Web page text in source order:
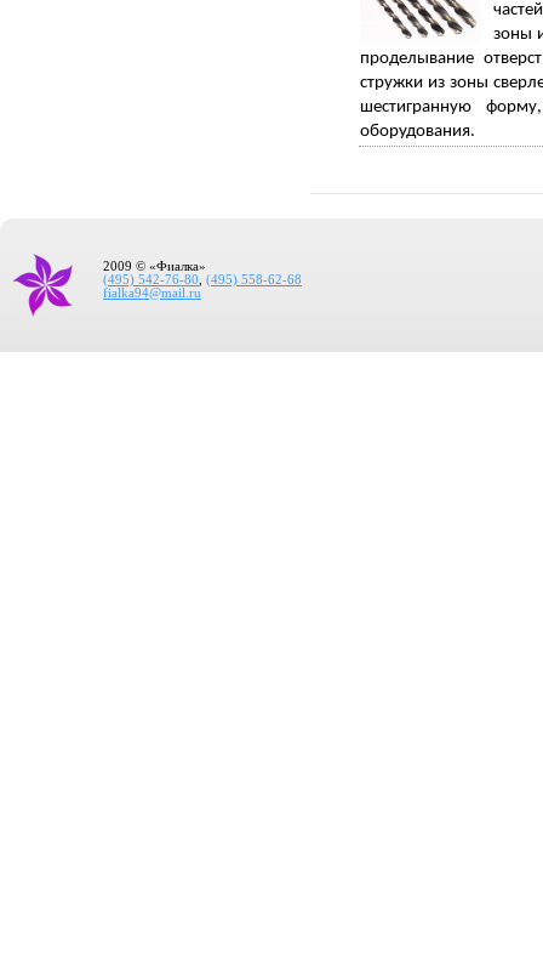
зоны
проделывание
стружки из зоны
шестигранную
оборудования.
2009 © «Фиалка»
(495) 542-76-80
(495) 558-62-68
fialka94@mail.ru